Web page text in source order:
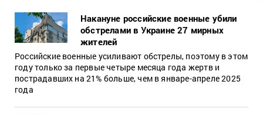
Накануне российские военные убили
обстрелами в Украине 27 мирных
жителей
Российские военные усиливают обстрелы, поэтому в этом
году только за первые четыре месяца года жертв и
пострадавших на 21% больше, чем в январе-апреле 2025
года